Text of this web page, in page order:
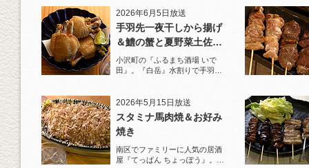
2026年6月5日放送
手羽先一夜干しから揚げ
＆鱧の蟹と夏野菜土佐酢
ジュレがけ
小沢町の『ふるまち酒場 いで
田』。『白岳』水割りで手羽先
2026年5月15日放送
スタミナ馬肉焼＆お好み
焼き
南区でファミリーに人気の居酒
屋『てっぱん ちょっぽう』。王